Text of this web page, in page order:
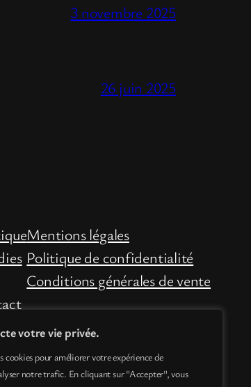
votre vie privée.
cookies pour améliorer votre expérience de
notre trafic. En cliquant sur "Accepter", vous
3 novembre 2025
26 juin 2025
Mentions légales
Politique de confidentialité
Conditions générales de vente